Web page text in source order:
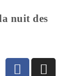
nuit des